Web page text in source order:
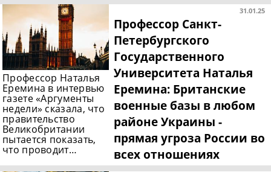
31.01.25
Профессор Санкт-
Петербургского
Государственного
Университета Наталья
Еремина: Британские
военные базы в любом
районе Украины -
прямая угроза России во
всех отношениях
Профессор Наталья
Еремина в интервью
газете «Аргументы
недели» сказала, что
правительство
Великобритании
пытается показать,
что проводит…